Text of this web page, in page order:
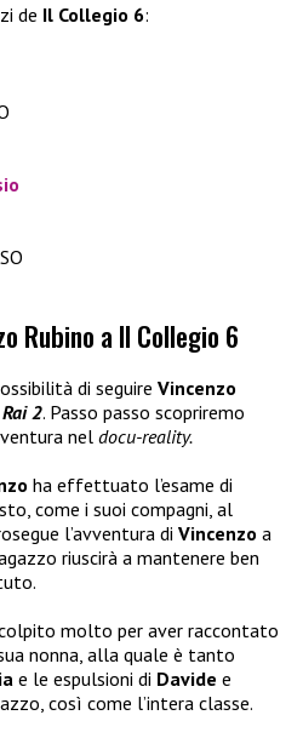
de Il Collegio 6:
Rubino a Il Collegio 6
di seguire Vincenzo
Rai 2. Passo passo scopriremo
nel docu-reality.
ha effettuato l’esame di
come i suoi compagni, al
l’avventura di Vincenzo a
riuscirà a mantenere ben
molto per aver raccontato
nonna, alla quale è tanto
e le espulsioni di Davide e
così come l’intera classe.